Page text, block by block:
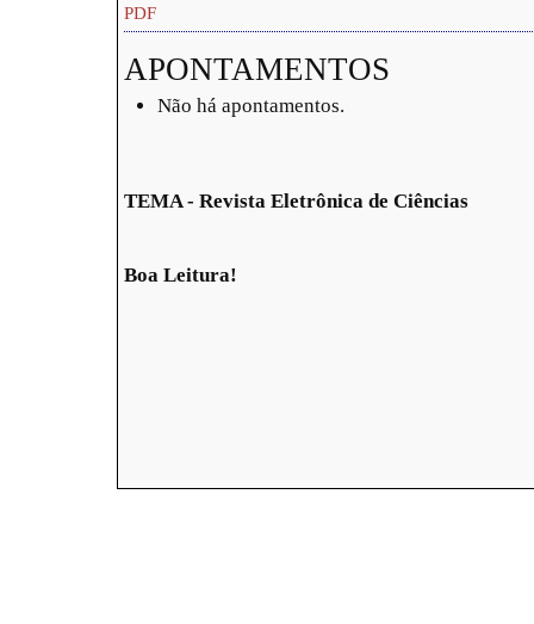
PDF
APONTAMENTOS
Não há apontamentos.
TEMA - Revista Eletrônica de Ciências
Boa Leitura!